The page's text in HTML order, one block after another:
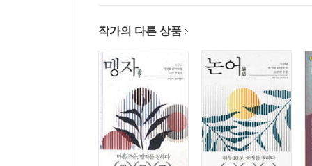
작가의 다른 상품